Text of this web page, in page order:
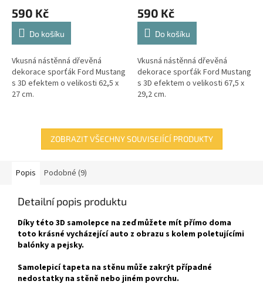
590 Kč
Do košíku
Vkusná nástěnná dřevěná
dekorace sporťák Ford Mustang
s 3D efektem o velikosti 62,5 x
27 cm.
590 Kč
Do košíku
Vkusná nástěnná dřevěná
dekorace sporťák Ford Mustang
s 3D efektem o velikosti 67,5 x
29,2 cm.
ZOBRAZIT VŠECHNY SOUVISEJÍCÍ PRODUKTY
Popis Podobné (9)
Detailní popis produktu
Díky této 3D samolepce na zeď můžete mít přímo doma
toto krásné vycházející auto z obrazu s kolem poletujícími
balónky a pejsky.
Samolepicí tapeta na stěnu může zakrýt případné
nedostatky na stěně nebo jiném povrchu.